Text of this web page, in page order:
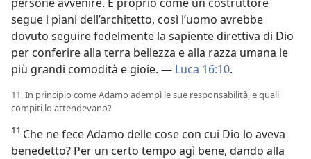
segue i piani dell’architetto, così l’uomo avrebbe
dovuto seguire fedelmente la sapiente direttiva di Dio
per conferire alla terra bellezza e alla razza umana le
più grandi comodità e gioie. — Luca 16:10.
11. In principio come Adamo adempì le sue responsabilità, e quali
compiti lo attendevano?
11 Che ne fece Adamo delle cose con cui Dio lo aveva
benedetto? Per un certo tempo agì bene, dando alla